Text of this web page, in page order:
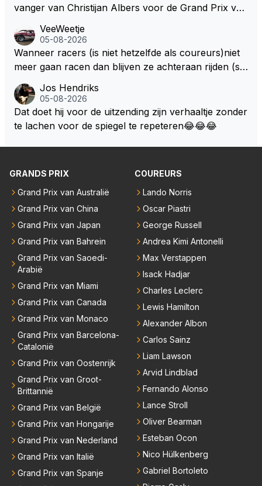
vanger van Christijan Albers voor de Grand Prix van
rkus Winkelhock. Vanaf de race daarna werd het st
oeltje definitief overgenomen door Sakon Yamamot
o. Na 2 rondes gokte Markus Winkelhock goed (hij k
Dat was ook de enige keer dat een Spyker ooit aan
kop reed. Toen de rest van het veld ook regenband
en had, werd hij helaas aan alle kanten door iederee
n achterhaald. Hij moest later opgeven vanwege een
technisch mankement. Het was ook de enige keer d
eed; hij vertrok daarna...
VeeWeetje
05-08-2026
Wanneer racers (is niet hetzelfde als coureurs)niet
meer gaan racen dan blijven ze achteraan rijden (so
analisten bij een vaag omroepbedrijf.
Jos Hendriks
05-08-2026
Dat doet hij voor de uitzending zijn verhaaltje zonder
te lachen voor de spiegel te repeteren😂😂😂
GRANDS PRIX
Grand Prix van Australië
Grand Prix van China
Grand Prix van Japan
Grand Prix van Bahrein
Grand Prix van Saoedi-
Arabië
Grand Prix van Miami
Grand Prix van Canada
Grand Prix van Monaco
Grand Prix van Barcelona-
Catalonië
Grand Prix van Oostenrijk
Grand Prix van Groot-
Brittannië
Grand Prix van België
Grand Prix van Hongarije
Grand Prix van Nederland
Grand Prix van Italië
Grand Prix van Spanje
COUREURS
Lando Norris
Oscar Piastri
George Russell
Andrea Kimi Antonelli
Max Verstappen
Isack Hadjar
Charles Leclerc
Lewis Hamilton
Alexander Albon
Carlos Sainz
Liam Lawson
Arvid Lindblad
Fernando Alonso
Lance Stroll
Oliver Bearman
Esteban Ocon
Nico Hülkenberg
Gabriel Bortoleto